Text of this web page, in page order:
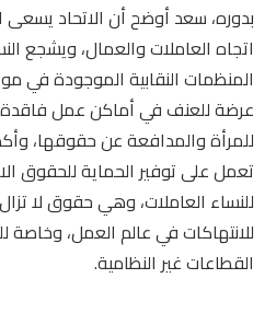
بدوره، سعد أوضح أن الاتحاد يسعى
اتجاه العاملات والعمال، ويشجع
المنظمات النقابية الموجودة في
عرضة للعنف في أماكن عمل فاقدة
للمرأة والمدافعة عن حقوقها،
تعمل على توفير الحماية للحقوق
للنساء العاملات، وهي حقوق لا
للانتهاكات في عالم العمل، وخاصة
القطاعات غير النظامية.